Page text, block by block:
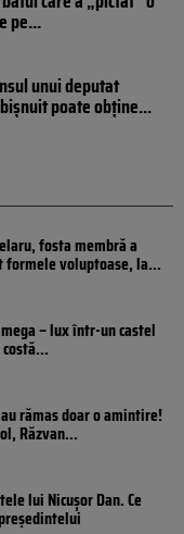
pe...
unui deputat
poate obține...
fosta membră a
voluptoase, la...
– lux într-un castel
rămas doar o amintire!
Răzvan...
lui Nicușor Dan. Ce